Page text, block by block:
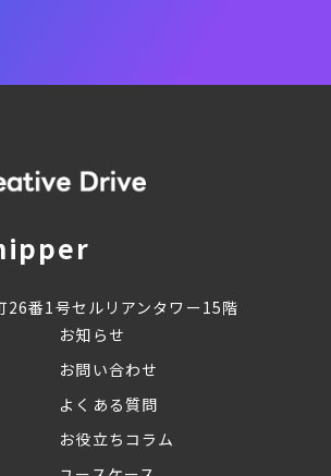
26番1号セルリアンタワー15階
お知らせ
お問い合わせ
よくある質問
お役立ちコラム